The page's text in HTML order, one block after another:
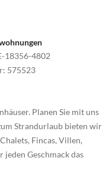
18356-4802
: 575523
Planen Sie mit uns
Strandurlaub bieten wir
Fincas, Villen,
Geschmack das